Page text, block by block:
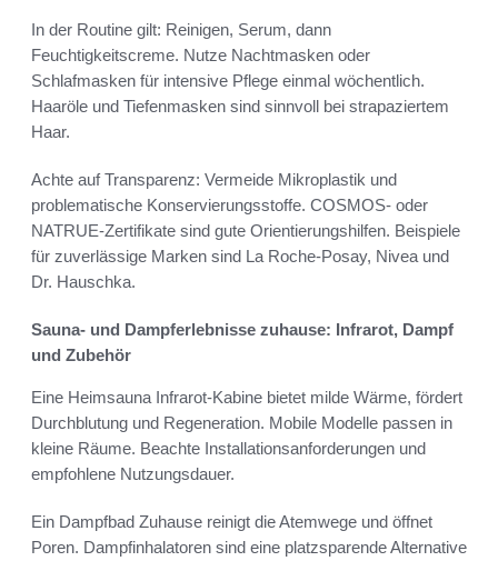
In der Routine gilt: Reinigen, Serum, dann
Feuchtigkeitscreme. Nutze Nachtmasken oder
Schlafmasken für intensive Pflege einmal wöchentlich.
Haaröle und Tiefenmasken sind sinnvoll bei strapaziertem
Haar.
Achte auf Transparenz: Vermeide Mikroplastik und
problematische Konservierungsstoffe. COSMOS- oder
NATRUE-Zertifikate sind gute Orientierungshilfen. Beispiele
für zuverlässige Marken sind La Roche-Posay, Nivea und
Dr. Hauschka.
Sauna- und Dampferlebnisse zuhause: Infrarot, Dampf
und Zubehör
Eine Heimsauna Infrarot-Kabine bietet milde Wärme, fördert
Durchblutung und Regeneration. Mobile Modelle passen in
kleine Räume. Beachte Installationsanforderungen und
empfohlene Nutzungsdauer.
Ein Dampfbad Zuhause reinigt die Atemwege und öffnet
Poren. Dampfinhalatoren sind eine platzsparende Alternative